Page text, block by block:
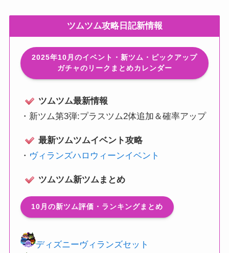
ツムツム攻略日記新情報
2025年10月のイベント・新ツム・ピックアップ
ガチャのリークまとめカレンダー
ツムツム最新情報
・ 新ツム第3弾:プラスツム2体追加＆確率アップ
最新ツムツムイベント攻略
・ ヴィランズハロウィーンイベント
ツムツム新ツムまとめ
10月の新ツム評価・ランキングまとめ
ディズニーヴィランズセット